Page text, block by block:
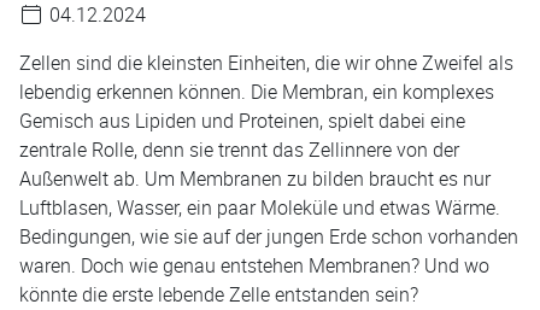
04.12.2024
Zellen sind die kleinsten Einheiten, die wir ohne Zweifel als
lebendig erkennen können. Die Membran, ein komplexes
Gemisch aus Lipiden und Proteinen, spielt dabei eine
zentrale Rolle, denn sie trennt das Zellinnere von der
Außenwelt ab. Um Membranen zu bilden braucht es nur
Luftblasen, Wasser, ein paar Moleküle und etwas Wärme.
Bedingungen, wie sie auf der jungen Erde schon vorhanden
waren. Doch wie genau entstehen Membranen? Und wo
könnte die erste lebende Zelle entstanden sein?